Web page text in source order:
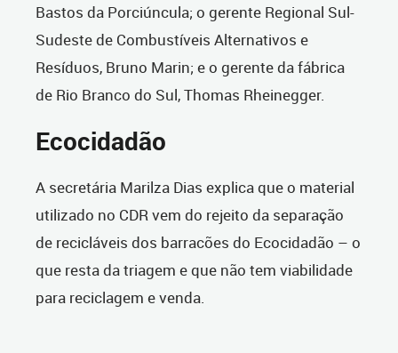
Bastos da Porciúncula; o gerente Regional Sul-
Sudeste de Combustíveis Alternativos e
Resíduos, Bruno Marin; e o gerente da fábrica
de Rio Branco do Sul, Thomas Rheinegger.
Ecocidadão
A secretária Marilza Dias explica que o material
utilizado no CDR vem do rejeito da separação
de recicláveis dos barracões do Ecocidadão – o
que resta da triagem e que não tem viabilidade
para reciclagem e venda.